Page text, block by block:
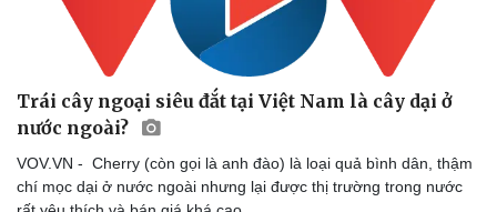
Trái cây ngoại siêu đắt tại Việt Nam là cây dại ở
nước ngoài?
VOV.VN - Cherry (còn gọi là anh đào) là loại quả bình dân, thậm
chí mọc dại ở nước ngoài nhưng lại được thị trường trong nước